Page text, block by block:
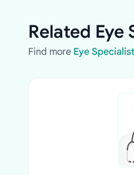
Related Eye
Find more Eye